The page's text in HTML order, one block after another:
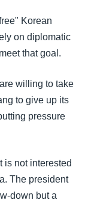
Korean
on diplomatic
that goal.
willing to take
to give up its
pressure
is not interested
The president
down but a